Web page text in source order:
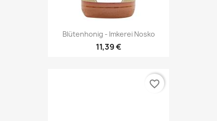
Blütenhonig - Imkerei Nosko
11,39 €
favorite_border